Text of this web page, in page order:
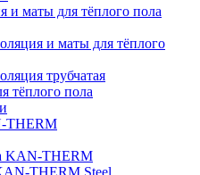
и маты для тёплого пола
и маты для тёплого
трубчатая
тёплого пола
THERM
KAN-THERM
THERM Steel